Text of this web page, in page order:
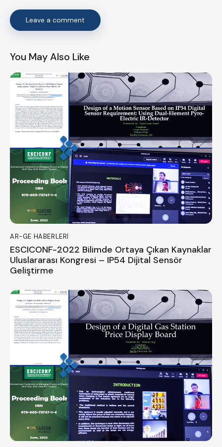
You May Also Like
AR-GE HABERLERI
ESCICONF-2022 Bilimde Ortaya Çıkan Kaynaklar
Uluslararası Kongresi – IP54 Dijital Sensör
Geliştirme